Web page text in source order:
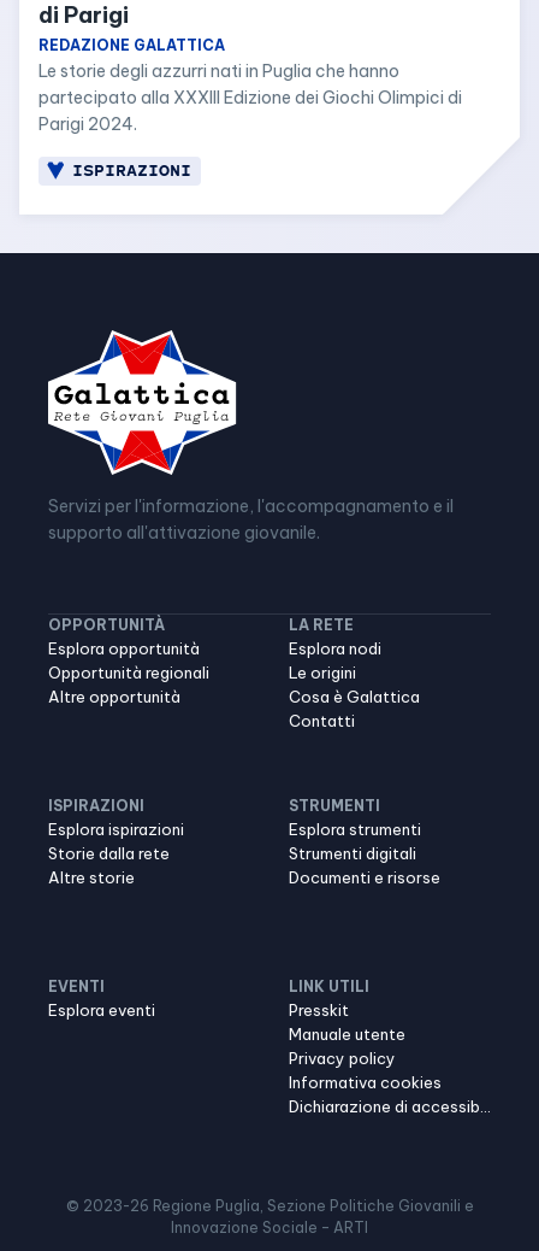
di Parigi
REDAZIONE GALATTICA
Le storie degli azzurri nati in Puglia che hanno
partecipato alla XXXIII Edizione dei Giochi Olimpici di
Parigi 2024.
ISPIRAZIONI
Servizi per l'informazione, l'accompagnamento e il
supporto all'attivazione giovanile.
OPPORTUNITÀ
Esplora opportunità
Opportunità regionali
Altre opportunità
LA RETE
Esplora nodi
Le origini
Cosa è Galattica
Contatti
ISPIRAZIONI
Esplora ispirazioni
Storie dalla rete
Altre storie
STRUMENTI
Esplora strumenti
Strumenti digitali
Documenti e risorse
EVENTI
Esplora eventi
LINK UTILI
Presskit
Manuale utente
Privacy policy
Informativa cookies
© 2023-26 Regione Puglia, Sezione Politiche Giovanili e
Innovazione Sociale – ARTI